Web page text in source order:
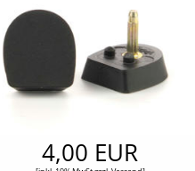
4,00 EUR